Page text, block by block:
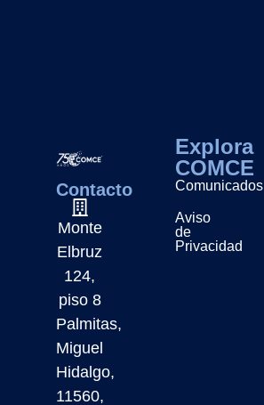
Contacto
Monte
Elbruz
124,
piso 8
Palmitas,
Miguel
Hidalgo,
11560,
Explora
COMCE
Comunicados
Aviso
de
Privacidad